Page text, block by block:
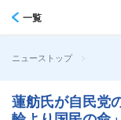
一覧
ニューストップ >
蓮舫氏が自民党